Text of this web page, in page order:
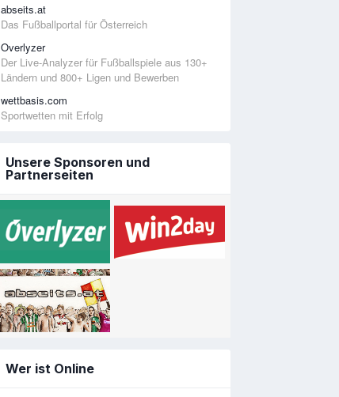
abseits.at
Das Fußballportal für Österreich
Overlyzer
Der Live-Analyzer für Fußballspiele aus 130+
Ländern und 800+ Ligen und Bewerben
wettbasis.com
Sportwetten mit Erfolg
Unsere Sponsoren und
Partnerseiten
Wer ist Online